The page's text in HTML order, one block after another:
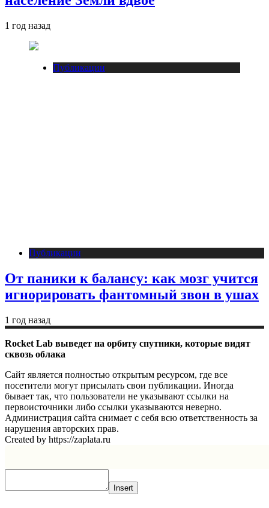
1 год назад
Публикации
Публикации
От паники к балансу: как мозг учится
игнорировать фантомный звон в ушах
1 год назад
Rocket Lab выведет на орбиту спутники, которые видят
сквозь облака
Сайт является полностью открытым ресурсом, где все
посетители могут присылать свои публикации. Иногда
бывает так, что пользователи не указывают ссылки на
первоисточники либо ссылки указываются неверно.
Администрация сайта снимает с себя всю ответственность за
нарушения авторских прав.
Created by https://zaplata.ru
Insert